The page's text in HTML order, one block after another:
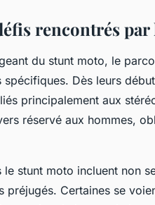
rencontrés
du stunt moto, le
spécifiques. Dès leurs
principalement aux
réservé aux hommes,
le stunt moto incluent non
préjugés. Certaines se